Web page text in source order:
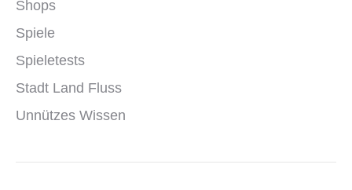
Shops
Spiele
Spieletests
Stadt Land Fluss
Unnützes Wissen